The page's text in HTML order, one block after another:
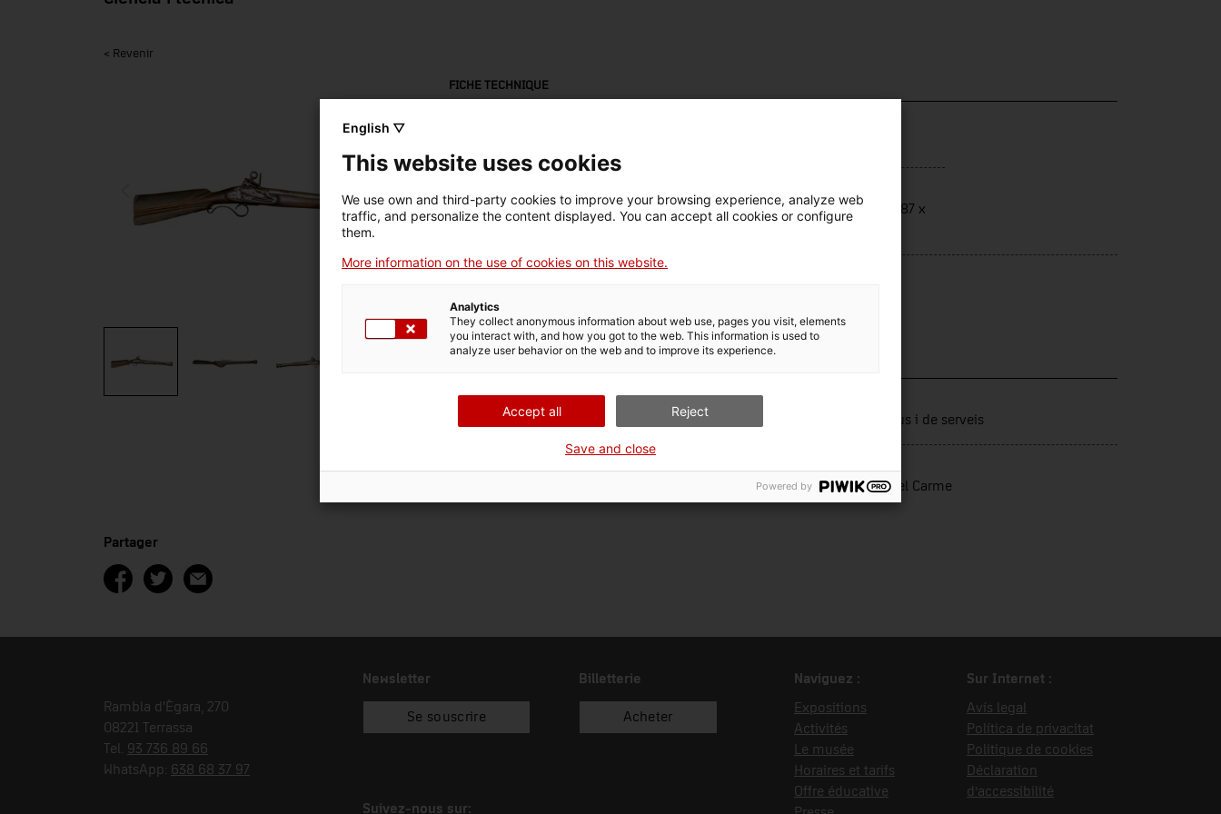
< Revenir
FICHE TECHNIQUE
18094 Segle XVIII
Dimensions: 14 x 87 x
Matériau
Domaine thématique
Ciència i tècnica Sectors productius i de serveis
Salvador, Maria del Carme
Partager
Rambla d'Ègara, 270
08221 Terrassa
Tel. 93 736 89 66
WhatsApp: 638 68 37 97
Newsletter
Se souscrire
Billetterie
Acheter
Suivez-nous sur:
Naviguez :
Expositions
Activités
Le musée
Horaires et tarifs
Offre éducative
Sur Internet :
Avís legal
Política de privacitat
Politique de cookies
Déclaration
d’accessibilité
English ▽
This website uses cookies
We use own and third-party cookies to improve your browsing experience, analyze web
traffic, and personalize the content displayed. You can accept all cookies or configure
them.
More information on the use of cookies on this website.
Analytics
They collect anonymous information about web use, pages you visit, elements
you interact with, and how you got to the web. This information is used to
analyze user behavior on the web and to improve its experience.
Accept all Reject
Save and close
Powered by